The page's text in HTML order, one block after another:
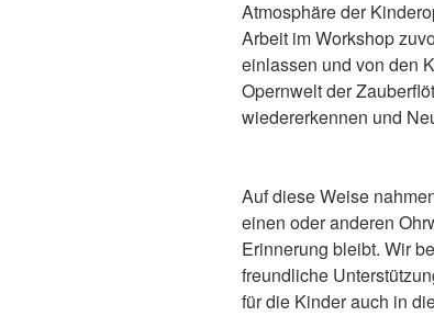
Atmosphäre der
Arbeit im Workshop
einlassen und von den
Opernwelt der
wiedererkennen und
Auf diese Weise
einen oder anderen
Erinnerung bleibt. Wir
freundliche
für die Kinder auch in